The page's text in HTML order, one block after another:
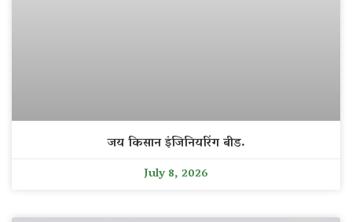
जय किसान इंजिनियरिंग बीड.
July 8, 2026